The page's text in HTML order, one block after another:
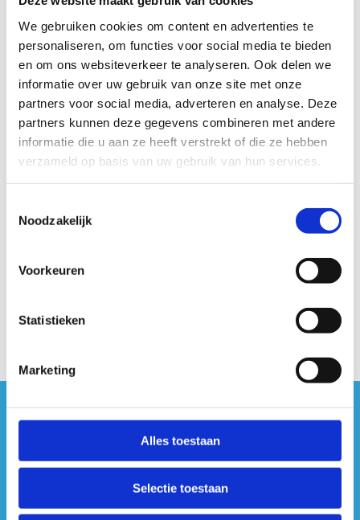
We gebruiken cookies om content en advertenties te
personaliseren, om functies voor social media te bieden
en om ons websiteverkeer te analyseren. Ook delen we
informatie over uw gebruik van onze site met onze
partners voor social media, adverteren en analyse. Deze
partners kunnen deze gegevens combineren met andere
informatie die u aan ze heeft verstrekt of die ze hebben
verzameld op basis van uw gebruik van hun services.
Noodzakelijk
Voorkeuren
Statistieken
Marketing
Alles toestaan
Selectie toestaan
#sportersbelevenmeer
ook op sociale media